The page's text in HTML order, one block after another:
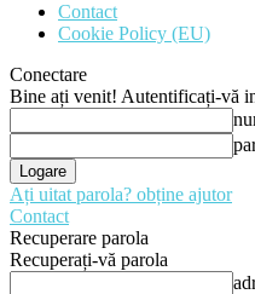
Contact
Cookie Policy (EU)
Conectare
Bine ați venit! Autentificați-vă
Ați uitat parola? obține ajutor
Contact
Recuperare parola
Recuperați-vă parola